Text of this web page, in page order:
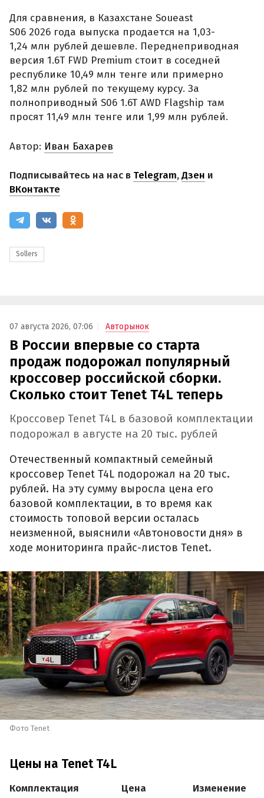
Для сравнения, в Казахстане Soueast
S06 2026 года выпуска продается на 1,03-
1,24 млн рублей дешевле. Переднеприводная
версия 1.6T FWD Premium стоит в соседней
республике 10,49 млн тенге или примерно
1,82 млн рублей по текущему курсу. За
полноприводный S06 1.6T AWD Flagship там
просят 11,49 млн тенге или 1,99 млн рублей.
Автор: Иван Бахарев
Подписывайтесь на нас в Telegram,Дзен и
ВКонтакте
Sollers
07 августа 2026, 07:06 Авторынок
В России впервые со старта
продаж подорожал популярный
кроссовер российской сборки.
Сколько стоит Tenet T4L теперь
Кроссовер Tenet T4L в базовой комплектации
подорожал в августе на 20 тыс. рублей
Отечественный компактный семейный
кроссовер Tenet T4L подорожал на 20 тыс.
рублей. На эту сумму выросла цена его
базовой комплектации, в то время как
стоимость топовой версии осталась
неизменной, выяснили «Автоновости дня» в
ходе мониторинга прайс-листов Tenet.
Фото Tenet
Цены на Tenet T4L
Комплектация Цена Изменение